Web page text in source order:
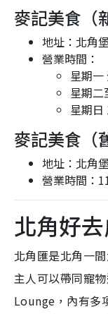
麥記美食（
地址：北角
營業時間：
星期一
星期二
星期日
麥記美食（
地址：北角
營業時間：
北角好
北角匯是北角一
主人可以帶同寵
Lounge，內有多